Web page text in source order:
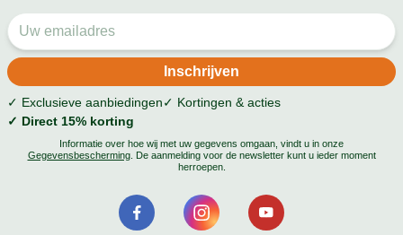
✓ Exclusieve aanbiedingen✓ Kortingen & acties
✓ Direct 15% korting
Informatie over hoe wij met uw gegevens omgaan, vindt u in onze
Gegevensbescherming. De aanmelding voor de newsletter kunt u ieder moment
herroepen.